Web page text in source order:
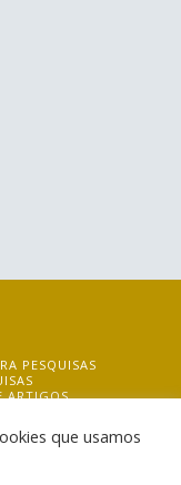
PESQUISAS
ARTIGOS
que usamos